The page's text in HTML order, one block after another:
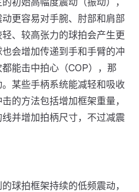
更容易对手腕、肘部和肩部
、较高张力的球拍会产生更
会增加传递到手和手臂的冲
能击中拍心（COP），那
某些手柄系统能减轻和吸收
的方法包括增加框架重量，
并增加拍柄尺寸，不过减震
球拍框架持续的低频震动，